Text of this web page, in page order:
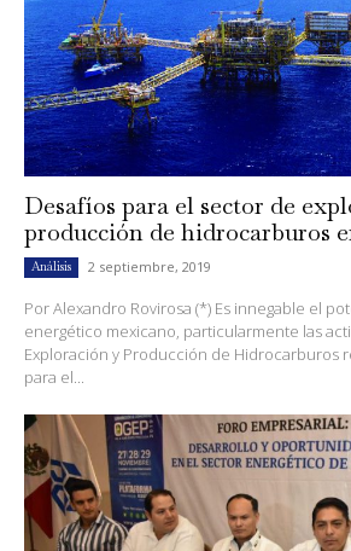
Desafíos para el sector de
producción de hidrocarburos
Análisis 2 septiembre, 2019
Por Alexandro Rovirosa (*) Es innegable el
energético mexicano, particularmente las
Exploración y Producción de Hidrocarburos
para el...